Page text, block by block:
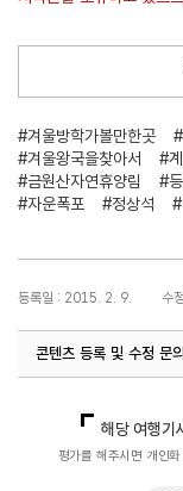
#겨울방학가볼만한곳
#겨울왕국을찾아서
#
#금원산자연휴양림
#
#자운폭포
#정상석
등록일 : 2015. 2. 9. 수
콘텐츠 등록 및 수정 문의
해당 여행기
평가를 해주시면 개인